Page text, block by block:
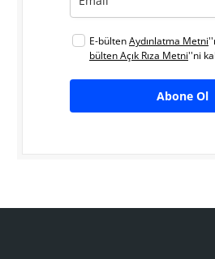
E-bültenAydınlatma Metni
bülten Açık Rıza Metni''ni
Abone Ol